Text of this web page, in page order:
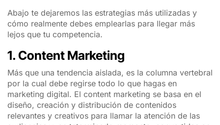
Abajo te dejaremos las estrategias más utilizadas y
cómo realmente debes emplearlas para llegar más
lejos que tu competencia.
1. Content Marketing
Más que una tendencia aislada, es la columna vertebral
por la cual debe regirse todo lo que hagas en
marketing digital. El content marketing se basa en el
diseño, creación y distribución de contenidos
relevantes y creativos para llamar la atención de las